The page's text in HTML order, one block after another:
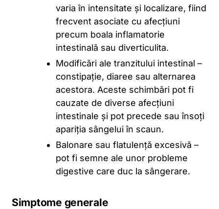
varia în intensitate și localizare, fiind
frecvent asociate cu afecțiuni
precum boala inflamatorie
intestinală sau diverticulita.
Modificări ale tranzitului intestinal –
constipație, diaree sau alternarea
acestora. Aceste schimbări pot fi
cauzate de diverse afecțiuni
intestinale și pot precede sau însoți
apariția sângelui în scaun.
Balonare sau flatulență excesivă –
pot fi semne ale unor probleme
digestive care duc la sângerare.
Simptome generale